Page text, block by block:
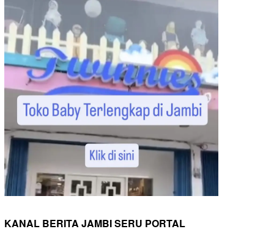
KANAL BERITA JAMBI SERU PORTAL